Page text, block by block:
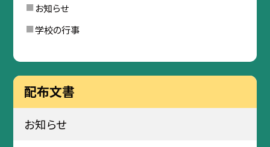
お知らせ
学校の行事
配布文書
お知らせ